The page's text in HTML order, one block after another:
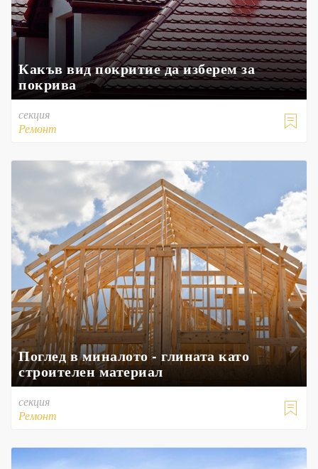
Какъв вид покритие да изберем за
покрива

секция
Ремонт
Поглед в миналото - глината като
строителен материал

секция
Ремонт